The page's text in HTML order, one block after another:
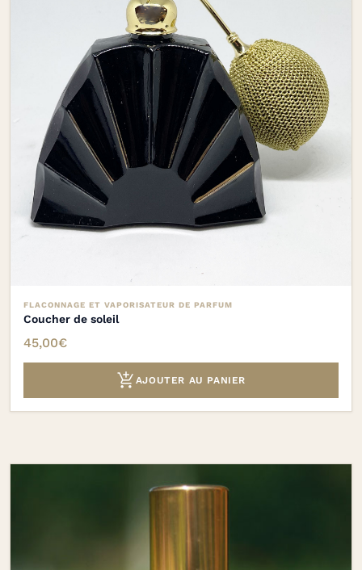
FLACONNAGE ET VAPORISATEUR DE PARFUM
Coucher de soleil
45,00€
 AJOUTER AU PANIER